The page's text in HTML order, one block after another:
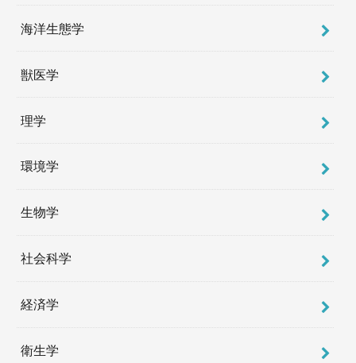
海洋生態学
獣医学
理学
環境学
生物学
社会科学
経済学
衛生学